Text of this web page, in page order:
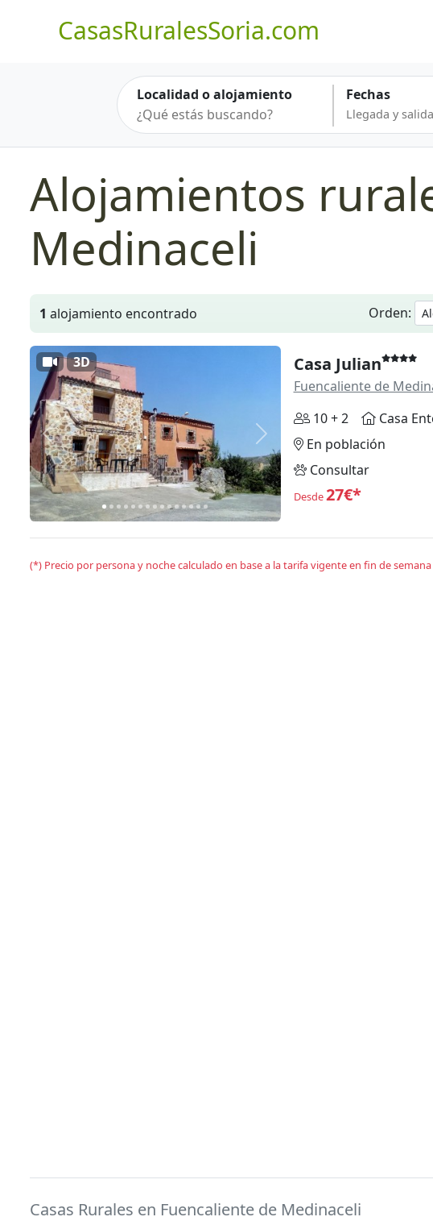
CasasRuralesSoria.com
Localidad o alojamiento Fechas
Alojamientos
Medinaceli
1 alojamiento encontrado Orden:
Anterior Siguiente
3D Casa Julian
Fuencaliente de
10 + 2
Casa
En población
Consultar
Desde27€*
(*) Precio por persona y noche calculado en base a la tarifa vigente en fin de
Casas Rurales en Fuencaliente de Medinaceli